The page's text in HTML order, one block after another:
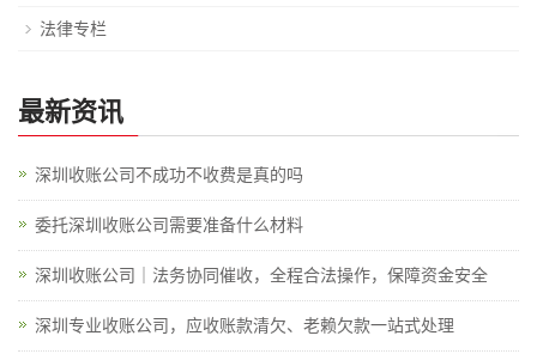
法律专栏
最新资讯
深圳收账公司不成功不收费是真的吗
委托深圳收账公司需要准备什么材料
深圳收账公司｜法务协同催收，全程合法操作，保障资金安全
深圳专业收账公司，应收账款清欠、老赖欠款一站式处理